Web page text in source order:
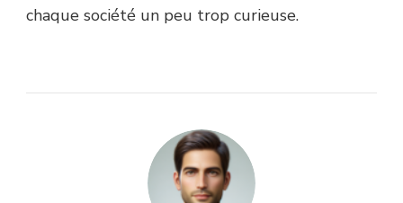
chaque société un peu trop curieuse.